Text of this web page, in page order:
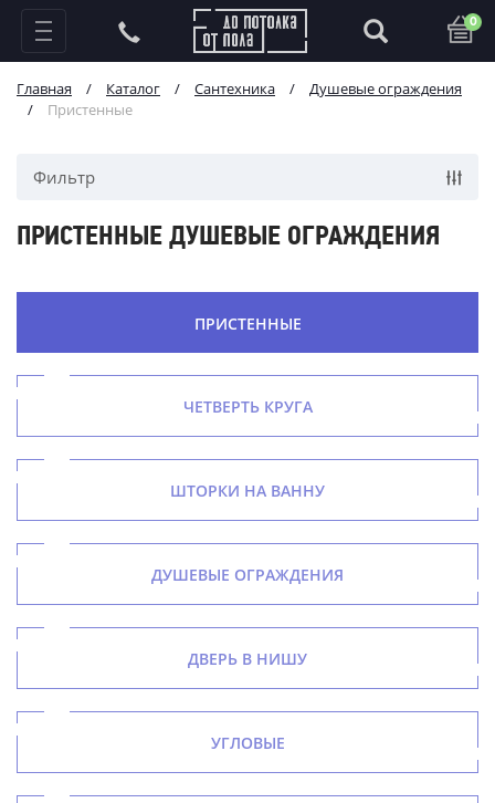
0
Главная / Каталог / Сантехника /
Душевые ограждения
/
Пристенные
Фильтр
ПРИСТЕННЫЕ ДУШЕВЫЕ ОГРАЖДЕНИЯ
ПРИСТЕННЫЕ
ЧЕТВЕРТЬ КРУГА
ШТОРКИ НА ВАННУ
ДУШЕВЫЕ ОГРАЖДЕНИЯ
ДВЕРЬ В НИШУ
УГЛОВЫЕ